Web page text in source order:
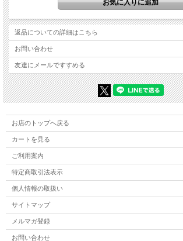
返品についての詳細はこちら
お問い合わせ
友達にメールですすめる
お店のトップへ戻る
カートを見る
ご利用案内
特定商取引法表示
個人情報の取扱い
サイトマップ
メルマガ登録
お問い合わせ